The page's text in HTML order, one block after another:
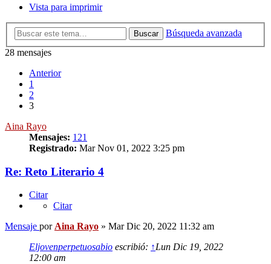
Vista para imprimir
Buscar
Búsqueda avanzada
28 mensajes
Anterior
1
2
3
Aina Rayo
Mensajes: 121
Registrado: Mar Nov 01, 2022 3:25 pm
Re: Reto Literario 4
Citar
Citar
Mensaje por Aina Rayo » Mar Dic 20, 2022 11:32 am
Eljovenperpetuosabio escribió: ↑Lun Dic 19, 2022
12:00 am